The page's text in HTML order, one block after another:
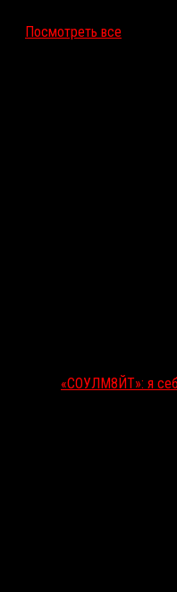
Посмотреть все
«СОУЛМ8ЙТ»: я